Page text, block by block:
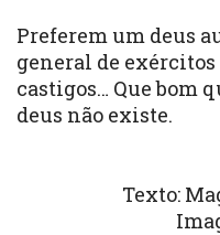
Preferem um deus
general de
castigos… Que bom
deus não existe.
Texto: